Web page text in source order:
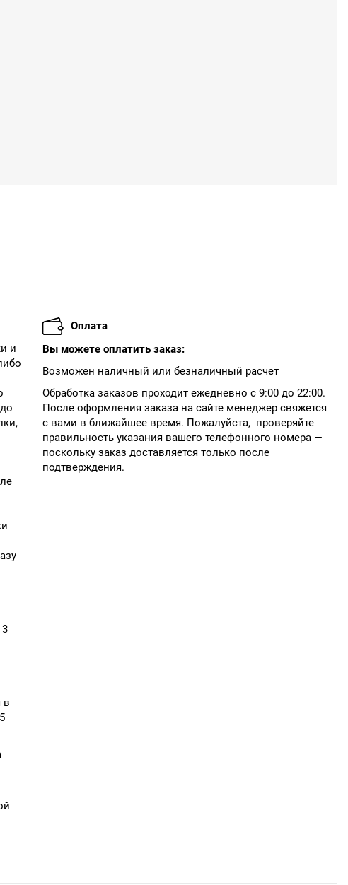
и
в
Оплата
Вы можете оплатить заказ:
Возможен наличный или безналичный расчет
Обработка заказов проходит ежедневно с 9:00 до 22:00.
После оформления заказа на сайте менеджер свяжется
с вами в ближайшее время. Пожалуйста, проверяйте
правильность указания вашего телефонного номера —
поскольку заказ доставляется только после
подтверждения.